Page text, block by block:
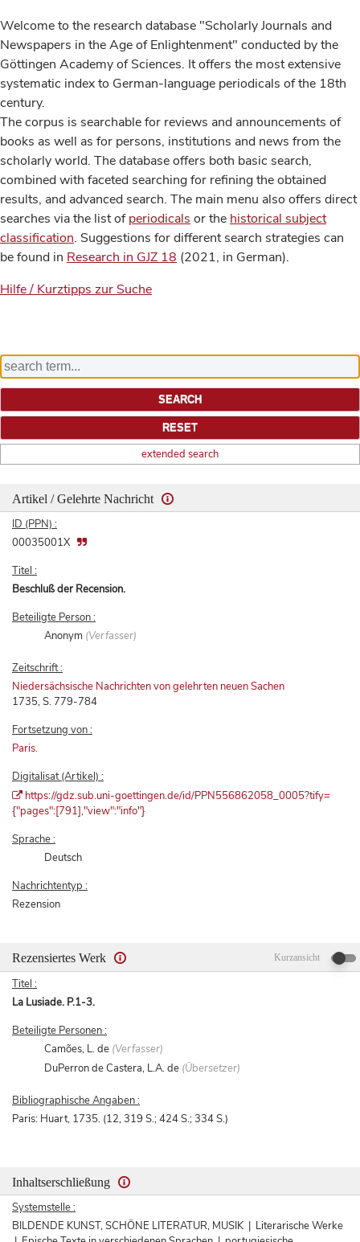
Welcome to the research database "Scholarly Journals and
Newspapers in the Age of Enlightenment" conducted by the
Göttingen Academy of Sciences. It offers the most extensive
systematic index to German-language periodicals of the 18th
century.
The corpus is searchable for reviews and announcements of
books as well as for persons, institutions and news from the
scholarly world. The database offers both basic search,
combined with faceted searching for refining the obtained
results, and advanced search. The main menu also offers direct
searches via the list ofperiodicals or the historical subject
classification. Suggestions for different search strategies can
be found in Research in GJZ 18 (2021, in German).
Hilfe / Kurztipps zur Suche
extended search
Artikel / Gelehrte Nachricht
ID (PPN) :
00035001X
Titel :
Beschluß der Recension.
Beteiligte Person :
Anonym (Verfasser)
Zeitschrift :
Niedersächsische Nachrichten von gelehrten neuen Sachen
1735, S. 779-784
Fortsetzung von :
Paris.
Digitalisat (Artikel) :
https://gdz.sub.uni-goettingen.de/id/PPN556862058_0005?tify=
{"pages":[791],"view":"info"}
Sprache :
Deutsch
Nachrichtentyp :
Rezension
Rezensiertes Werk Kurzansicht
Titel :
La Lusiade. P.1-3.
Beteiligte Personen :
Camões, L. de (Verfasser)
DuPerron de Castera, L.A. de (Übersetzer)
Bibliographische Angaben :
Paris: Huart, 1735. (12, 319 S.; 424 S.; 334 S.)
Inhaltserschließung
Systemstelle :
BILDENDE KUNST, SCHÖNE LITERATUR, MUSIK | Literarische Werke